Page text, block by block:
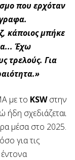
που ερχόταν
κάποιος μπήκε
Έχω
τρελούς. Για
με το KSWστην
ήδη σχεδιάζεται
μέσα στο 2025.
για τις